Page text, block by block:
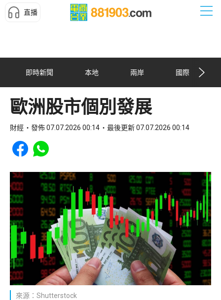
直播
即時新聞 本地 兩岸 國際
歐洲股市個別發展
財經 發佈 07.07.2026 00:14 最後更新 07.07.2026 00:14
Share to Facebook
Share to WhatsApp
來源：Shutterstock